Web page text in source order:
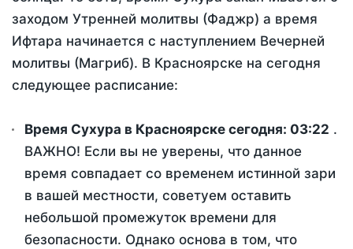
заходом Утренней молитвы (Фаджр) а время
Ифтара начинается с наступлением Вечерней
молитвы (Магриб). В Красноярске на сегодня
следующее расписание:
Время Сухура в Красноярске сегодня: 03:22 .
ВАЖНО! Если вы не уверены, что данное
время совпадает со временем истинной зари
в вашей местности, советуем оставить
небольшой промежуток времени для
безопасности. Однако основа в том, что